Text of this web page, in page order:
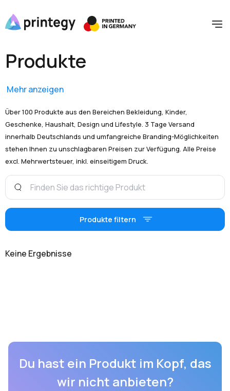
Produkte
Mehr anzeigen
Über 100 Produkte aus den Bereichen Bekleidung, Kinder,
Geschenke, Haushalt, Design und Lifestyle. 3 Tage Versand
innerhalb Deutschlands und umfangreiche Branding-Möglichkeiten
stehen Ihnen zu unschlagbaren Preisen zur Verfügung. Alle Preise
excl. Mehrwertsteuer, inkl. einseitigem Druck.
Produkte filtern
Keine Ergebnisse
Du hast ein Produkt im Kopf, das
wir nicht anbieten?